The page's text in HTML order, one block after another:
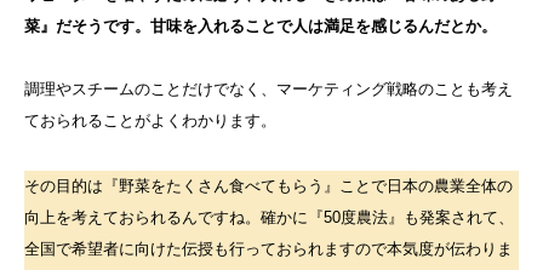
菜』だそうです。甘味を入れることで人は満足を感じるんだとか。
調理やスチームのことだけでなく、マーケティング戦略のことも考え
ておられることがよくわかります。
その目的は『野菜をたくさん食べてもらう』ことで日本の農業全体の
向上を考えておられるんですね。確かに『50度農法』も発案されて、
全国で希望者に向けた伝授も行っておられますので本気度が伝わりま